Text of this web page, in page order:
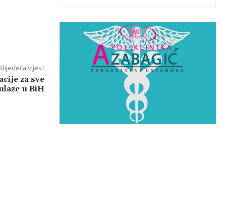
vijest
za sve
u BiH